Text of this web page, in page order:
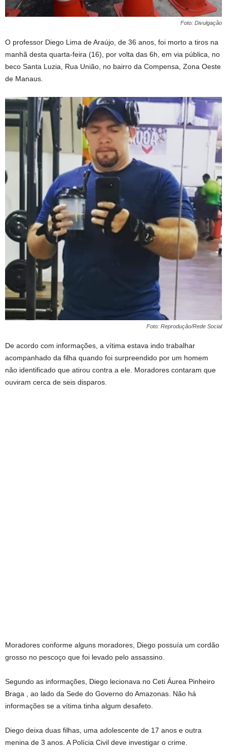
Foto: Divulgação
O professor Diego Lima de Araújo, de 36 anos, foi morto a tiros na
manhã desta quarta-feira (16), por volta das 6h, em via pública, no
beco Santa Luzia, Rua União, no bairro da Compensa, Zona Oeste
de Manaus.
Foto: Reprodução/Rede Social
De acordo com informações, a vítima estava indo trabalhar
acompanhado da filha quando foi surpreendido por um homem
não identificado que atirou contra a ele. Moradores contaram que
ouviram cerca de seis disparos.
Moradores conforme alguns moradores, Diego possuía um cordão
grosso no pescoço que foi levado pelo assassino.
Segundo as informações, Diego lecionava no Ceti Áurea Pinheiro
Braga , ao lado da Sede do Governo do Amazonas. Não há
informações se a vítima tinha algum desafeto.
Diego deixa duas filhas, uma adolescente de 17 anos e outra
menina de 3 anos. A Polícia Civil deve investigar o crime.